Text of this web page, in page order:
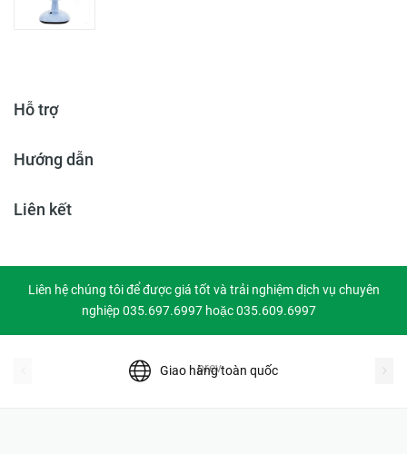
Hỗ trợ
Hướng dẫn
Liên kết
Liên hệ chúng tôi để được giá tốt và trải nghiệm dịch vụ chuyên
nghiệp 035.697.6997 hoặc 035.609.6997
Giao hàng toàn quốc
prev